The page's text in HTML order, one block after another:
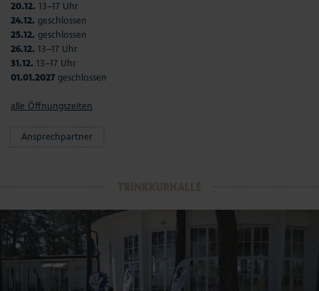
20.12. 13–17 Uhr
24.12. geschlossen
25.12. geschlossen
26.12. 13–17 Uhr
31.12. 13–17 Uhr
01.01.2027 geschlossen
alle Öffnungszeiten
Ansprechpartner